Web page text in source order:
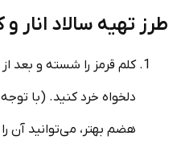
طرز تهیه سالاد انار و
کلم قرمز را شسته و بعد
دلخواه خرد کنید. (با
هضم بهتر، می‌توانید آن